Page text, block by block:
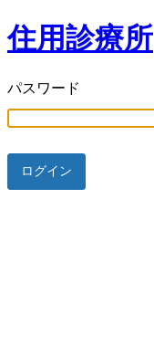
住用診療所
パスワード